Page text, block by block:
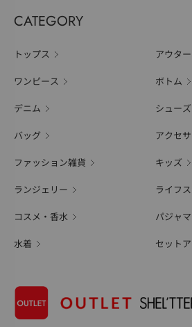
CATEGORY
トップス アウター
ワンピース ボトム
デニム シューズ
バッグ アクセ
ファッション雑貨 キッズ
ランジェリー ライフ
コスメ・香水 パジャ
水着 セット